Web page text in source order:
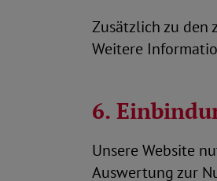
Zusätzlich zu den
Weitere
6.
Unsere Website
Auswertung zur